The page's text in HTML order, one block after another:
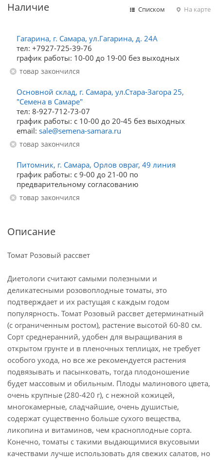
Наличие Списком На карте
Гагарина, г. Самара, ул.Гагарина, д. 24А
тел: +7927-725-39-76
график работы: 10-00 до 19-00 без выходных
Товар закончился
Основной склад, г. Самара, ул.Стара-Загора 25,
"Семена в Самаре"
тел: 8-927-712-73-07
график работы: с 10-00 до 20-45 без выходных
email: sale@semena-samara.ru
Товар закончился
Питомник, г. Самара, Орлов овраг, 49 линия
график работы: с 9-00 до 21-00 по
предварительному согласованию
Товар закончился
Описание
Томат Розовый рассвет
Диетологи считают самыми полезными и
деликатесными розовоплодные томаты, это
подтверждает и их растущая с каждым годом
популярность. Томат Розовый рассвет детерминатный
(с ограниченным ростом), растение высотой 60-80 см.
Сорт среднеранний, удобен для выращивания в
открытом грунте и в пленочных теплицах, не требует
особого ухода, но все же рекомендуется растения
подвязывать и пасынковать, тогда плодоношение
будет массовым и обильным. Плоды малинового цвета,
очень крупные (280-420 г), с нежной кожицей,
многокамерные, сладчайшие, очень душистые,
содержат существенно больше сухого вещества,
ликопина и витаминов, чем красноплодные сорта.
Конечно, томаты с такими выдающимися вкусовыми
качествами лучше использовать для свежих салатов, но